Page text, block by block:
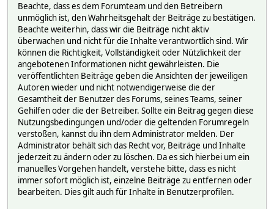
Beachte, dass es dem Forumteam und den Betreibern
unmöglich ist, den Wahrheitsgehalt der Beiträge zu bestätigen.
Beachte weiterhin, dass wir die Beiträge nicht aktiv
überwachen und nicht für die Inhalte verantwortlich sind. Wir
können die Richtigkeit, Vollständigkeit oder Nützlichkeit der
angebotenen Informationen nicht gewährleisten. Die
veröffentlichten Beiträge geben die Ansichten der jeweiligen
Autoren wieder und nicht notwendigerweise die der
Gesamtheit der Benutzer des Forums, seines Teams, seiner
Gehilfen oder die der Betreiber. Sollte ein Beitrag gegen diese
Nutzungsbedingungen und/oder die geltenden Forumregeln
verstoßen, kannst du ihn dem Administrator melden. Der
Administrator behält sich das Recht vor, Beiträge und Inhalte
jederzeit zu ändern oder zu löschen. Da es sich hierbei um ein
manuelles Vorgehen handelt, verstehe bitte, dass es nicht
immer sofort möglich ist, einzelne Beiträge zu entfernen oder
bearbeiten. Dies gilt auch für Inhalte in Benutzerprofilen.